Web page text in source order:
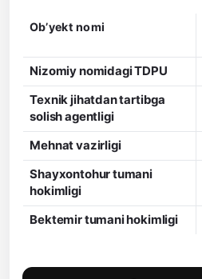
Ob’yekt nomi
Nizomiy nomidagi TDPU
Texnik jihatdan tartibga
solish agentligi
Mehnat vazirligi
Shayxontohur tumani
hokimligi
Bektemir tumani hokimligi